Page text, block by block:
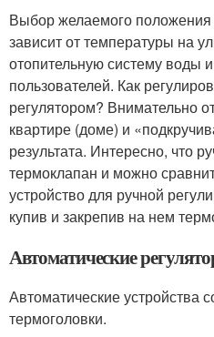
Выбор желаемого положения
зависит от температуры на
отопительную систему воды
пользователей. Как
регулятором? Внимательно
квартире (доме) и
результата. Интересно, что
термоклапан и можно
устройство для ручной
купив и закрепив на нем
Автоматические
Автоматические устройства
термоголовки.